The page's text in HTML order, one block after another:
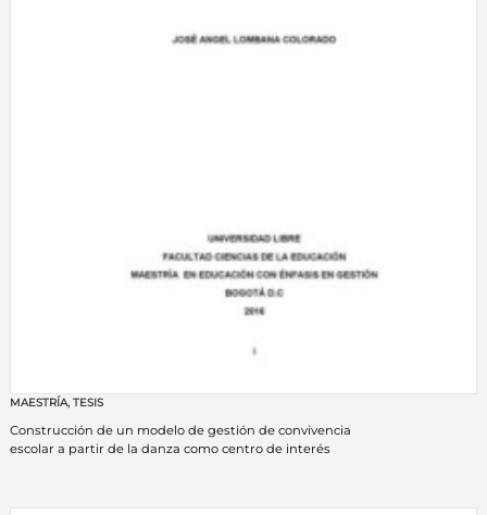
MAESTRÍA, TESIS
Construcción de un modelo de gestión de convivencia
escolar a partir de la danza como centro de interés